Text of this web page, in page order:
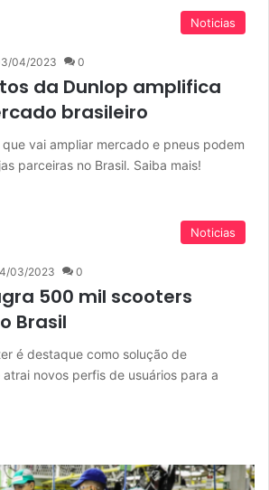
Noticias
04/2023 0
da Dunlop amplifica
brasileiro
vai ampliar mercado e pneus podem
parceiras no Brasil. Saiba mais!
Noticias
03/2023 0
500 mil scooters
Brasil
é destaque como solução de
novos perfis de usuários para a